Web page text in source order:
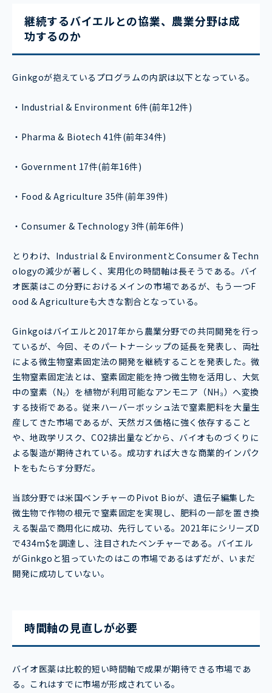
継続するバイエルとの協業、農業分野は成
功するのか
Ginkgoが抱えているプログラムの内訳は以下となっている。
・Industrial & Environment 6件(前年12件)
・Pharma & Biotech 41件(前年34件)
・Government 17件(前年16件)
・Food & Agriculture 35件(前年39件)
・Consumer & Technology 3件(前年6件)
とりわけ、Industrial & EnvironmentとConsumer & Techn
ologyの減少が著しく、実用化の時間軸は長そうである。バイ
オ医薬はこの分野におけるメインの市場であるが、もう一つF
ood & Agricultureも大きな割合となっている。
Ginkgoはバイエルと2017年から農業分野での共同開発を行っ
ているが、今回、そのパートナーシップの延長を発表し、両社
による微生物窒素固定法の開発を継続することを発表した。微
生物窒素固定法とは、窒素固定能を持つ微生物を活用し、大気
中の窒素（N₂）を植物が利用可能なアンモニア（NH₃）へ変換
する技術である。従来ハーバーボッシュ法で窒素肥料を大量生
産してきた市場であるが、天然ガス価格に強く依存すること
や、地政学リスク、CO2排出量などから、バイオものづくりに
よる製造が期待されている。成功すれば大きな商業的インパク
トをもたらす分野だ。
当該分野では米国ベンチャーのPivot Bioが、遺伝子編集した
微生物で作物の根元で窒素固定を実現し、肥料の一部を置き換
える製品で商用化に成功、先行している。2021年にシリーズD
で434m$を調達し、注目されたベンチャーである。バイエル
がGinkgoと狙っていたのはこの市場であるはずだが、いまだ
開発に成功していない。
時間軸の見直しが必要
バイオ医薬は比較的短い時間軸で成果が期待できる市場であ
る。これはすでに市場が形成されている。